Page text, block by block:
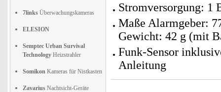
7links Überwachungskameras
ELESION
Semptec Urban Survival
Technology Heizstrahler
Somikon Kameras für Nistkasten
Zavarius Nachtsicht-Geräte
Stromversorgung: 1
Maße Alarmgeber:
Gewicht: 42 g (mit
Funk-Sensor
Anleitung